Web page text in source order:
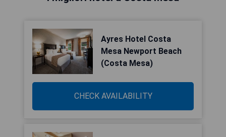
Ayres Hotel Costa
Mesa Newport Beach
(Costa Mesa)
CHECK AVAILABILITY